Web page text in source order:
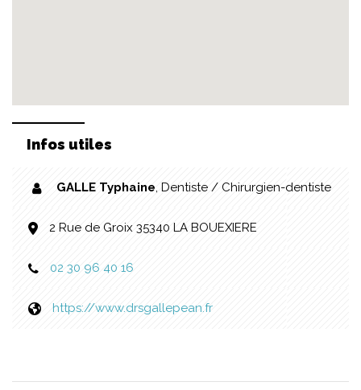
Infos utiles
GALLE Typhaine, Dentiste / Chirurgien-dentiste
2 Rue de Groix 35340 LA BOUEXIERE
02 30 96 40 16
https://www.drsgallepean.fr